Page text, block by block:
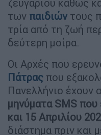
ζευγαριού καθώς
των παιδιών τους
τρία από τη ζωή
δεύτερη μοίρα.
Οι Αρχές που
Πάτρας που
Πανελλήνιο έχουν
μηνύματα SMS που
και 15 Απριλίου
διάστημα πριν και